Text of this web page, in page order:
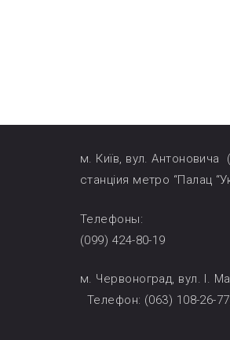
м. Київ, вул. Антоновича
станціия метро “Палац
Телефоны:
(099) 424-80-19
м. Червоноград,
Телефон: (063) 108-26-